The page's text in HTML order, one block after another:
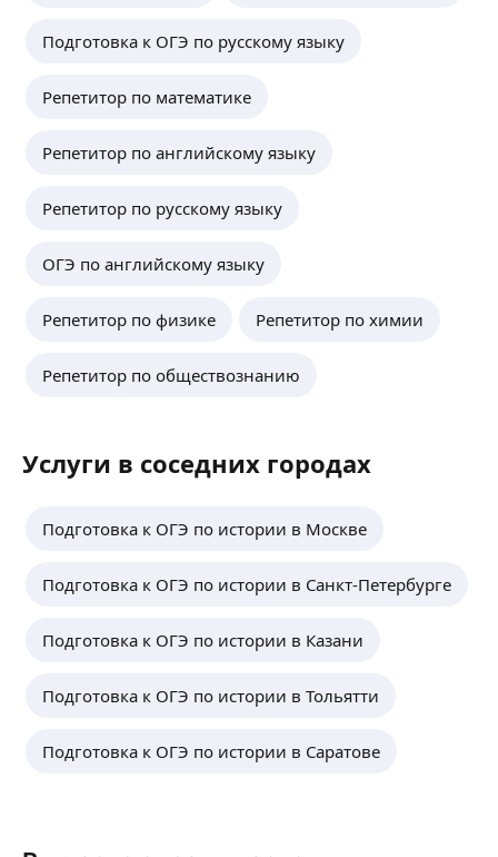
Подготовка к ОГЭ по русскому языку
Репетитор по математике
Репетитор по английскому языку
Репетитор по русскому языку
ОГЭ по английскому языку
Репетитор по физике Репетитор по химии
Репетитор по обществознанию
Услуги в соседних городах
Подготовка к ОГЭ по истории в Москве
Подготовка к ОГЭ по истории в Санкт-Петербурге
Подготовка к ОГЭ по истории в Казани
Подготовка к ОГЭ по истории в Тольятти
Подготовка к ОГЭ по истории в Саратове